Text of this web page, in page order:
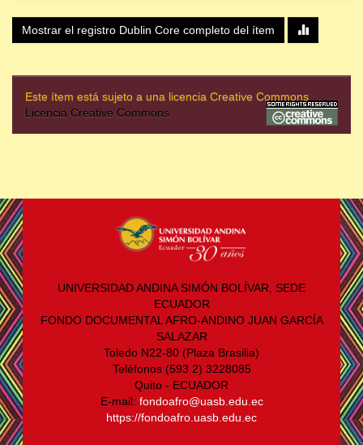
Mostrar el registro Dublin Core completo del ítem
Este ítem está sujeto a una licencia Creative Commons
Licencia Creative Commons
UNIVERSIDAD ANDINA SIMÓN BOLÍVAR, SEDE
ECUADOR
FONDO DOCUMENTAL AFRO-ANDINO JUAN GARCÍA
SALAZAR
Toledo N22-80 (Plaza Brasilia)
Teléfonos (593 2) 3228085
Quito - ECUADOR
E-mail: fondoafro@uasb.edu.ec
https://fondoafro.uasb.edu.ec